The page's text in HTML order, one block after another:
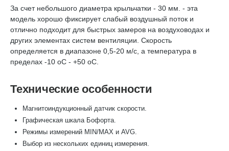
За счет небольшого диаметра крыльчатки - 30 мм. - эта
модель хорошо фиксирует слабый воздушный поток и
отлично подходит для быстрых замеров на воздуховодах и
других элементах систем вентиляции. Скорость
определяется в диапазоне 0,5-20 м/с, а температура в
пределах -10 оС - +50 оС.
Технические особенности
Магнитоиндукционный датчик скорости.
Графическая шкала Бофорта.
Режимы измерений MIN/MAX и AVG.
Выбор из нескольких единиц измерения.